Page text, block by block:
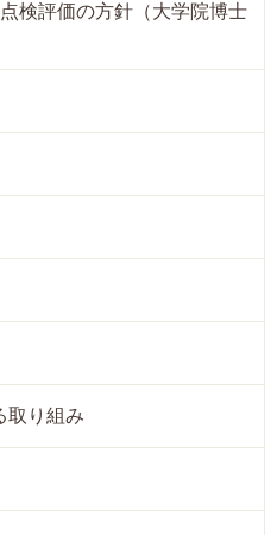
検評価の方針（大学院博士
取り組み